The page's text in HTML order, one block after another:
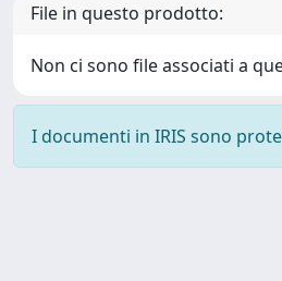
File in questo prodotto:
Non ci sono file associati a
I documenti in IRIS sono